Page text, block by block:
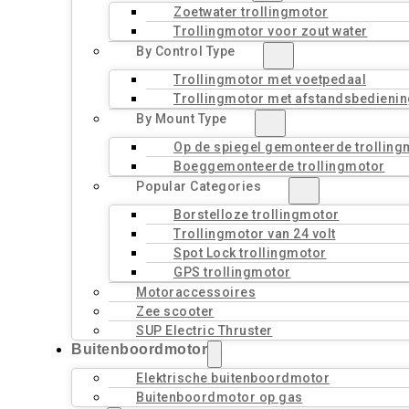
Zoetwater trollingmotor
Trollingmotor voor zout water
By Control Type
Trollingmotor met voetpedaal
Trollingmotor met
By Mount Type
Op de spiegel gemonteerde
Boeggemonteerde trollingmotor
Popular Categories
Borstelloze trollingmotor
Trollingmotor van 24 volt
Spot Lock trollingmotor
GPS trollingmotor
Motoraccessoires
Zee scooter
SUP Electric Thruster
Buitenboordmotor
Elektrische buitenboordmotor
Buitenboordmotor op gas